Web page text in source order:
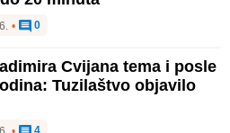
• 0
Cvijana tema i posle
Tuzilaštvo objavilo
4